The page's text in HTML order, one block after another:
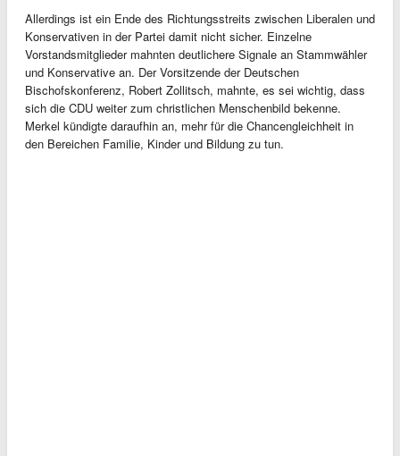
Allerdings ist ein Ende des Richtungsstreits zwischen Liberalen und
Konservativen in der Partei damit nicht sicher. Einzelne
Vorstandsmitglieder mahnten deutlichere Signale an Stammwähler
und Konservative an. Der Vorsitzende der Deutschen
Bischofskonferenz, Robert Zollitsch, mahnte, es sei wichtig, dass
sich die CDU weiter zum christlichen Menschenbild bekenne.
Merkel kündigte daraufhin an, mehr für die Chancengleichheit in
den Bereichen Familie, Kinder und Bildung zu tun.